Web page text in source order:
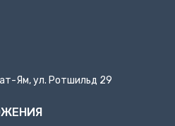
Ям, ул. Ротшильд 29